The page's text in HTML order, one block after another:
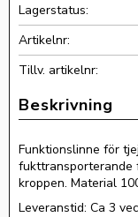
Lagerstatus
Artikelnr
Tillv. artikelnr
Funktionslinne för
fukttransporterande
kroppen. Material
Leveranstid: Ca 3